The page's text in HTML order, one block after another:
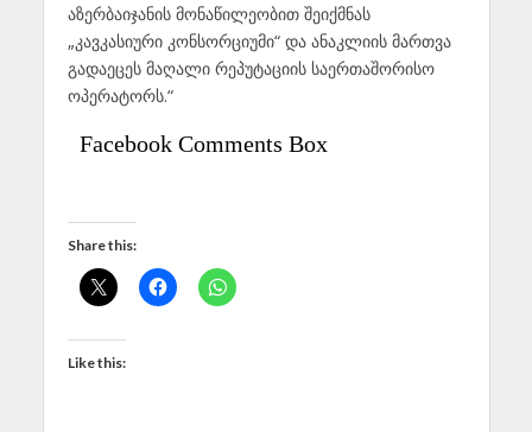
აზერბაიჯანის მონაწილეობით შეიქმნას
„კავკასიური კონსორციუმი“ და ანაკლიის მართვა
გადაეცეს მაღალი რეპუტაციის საერთაშორისო
ოპერატორს.“
Facebook Comments Box
Share this:
Like this: